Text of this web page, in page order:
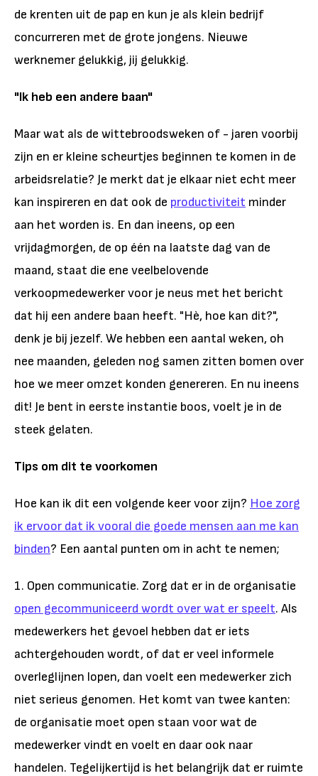
de krenten uit de pap en kun je als klein bedrijf
concurreren met de grote jongens. Nieuwe
werknemer gelukkig, jij gelukkig.
"Ik heb een andere baan"
Maar wat als de wittebroodsweken of - jaren voorbij
zijn en er kleine scheurtjes beginnen te komen in de
arbeidsrelatie? Je merkt dat je elkaar niet echt meer
kan inspireren en dat ook de productiviteit minder
aan het worden is. En dan ineens, op een
vrijdagmorgen, de op één na laatste dag van de
maand, staat die ene veelbelovende
verkoopmedewerker voor je neus met het bericht
dat hij een andere baan heeft. "Hè, hoe kan dit?",
denk je bij jezelf. We hebben een aantal weken, oh
nee maanden, geleden nog samen zitten bomen over
hoe we meer omzet konden genereren. En nu ineens
dit! Je bent in eerste instantie boos, voelt je in de
steek gelaten.
Tips om dit te voorkomen
Hoe kan ik dit een volgende keer voor zijn? Hoe zorg
ik ervoor dat ik vooral die goede mensen aan me kan
binden? Een aantal punten om in acht te nemen;
1. Open communicatie. Zorg dat er in de organisatie
open gecommuniceerd wordt over wat er speelt. Als
medewerkers het gevoel hebben dat er iets
achtergehouden wordt, of dat er veel informele
overleglijnen lopen, dan voelt een medewerker zich
niet serieus genomen. Het komt van twee kanten:
de organisatie moet open staan voor wat de
medewerker vindt en voelt en daar ook naar
handelen. Tegelijkertijd is het belangrijk dat er ruimte